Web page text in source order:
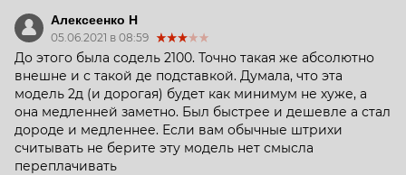
Алексеенко Н
05.06.2021 в 08:59
До этого была содель 2100. Точно такая же абсолютно
внешне и с такой де подставкой. Думала, что эта
модель 2д (и дорогая) будет как минимум не хуже, а
она медленней заметно. Был быстрее и дешевле а стал
дороде и медленнее. Если вам обычные штрихи
считывать не берите эту модель нет смысла
переплачивать